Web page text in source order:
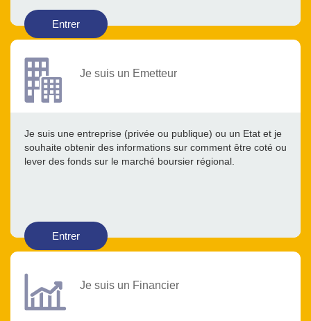
Entrer
Je suis un Emetteur
Je suis une entreprise (privée ou publique) ou un Etat et je
souhaite obtenir des informations sur comment être coté ou
lever des fonds sur le marché boursier régional.
Entrer
Je suis un Financier